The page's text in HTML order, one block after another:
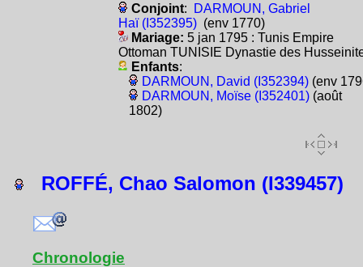
Conjoint:
DARMOUN, Gabriel
Haï (I352395)(env 1770)
Mariage: 5 jan 1795 : Tunis Empire
Ottoman TUNISIE Dynastie des
Enfants:
DARMOUN, David (I352394)(env
DARMOUN, Moïse (I352401)(août
1802)
ROFFÉ, Chao Salomon (I339457)
Chronologie